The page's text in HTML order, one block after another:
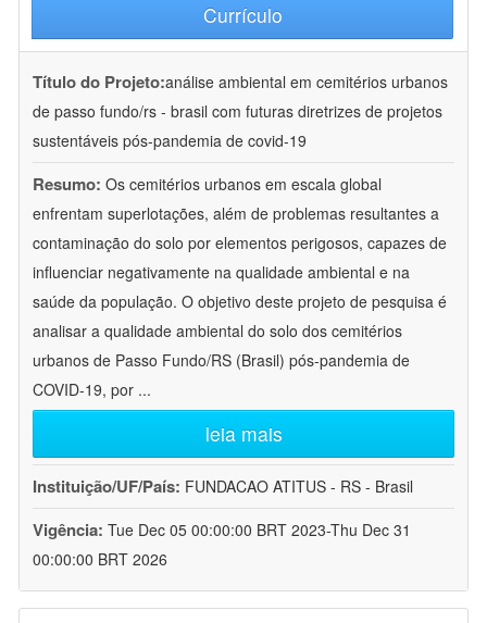
Currículo
Título do Projeto:análise ambiental em cemitérios urbanos
de passo fundo/rs - brasil com futuras diretrizes de projetos
sustentáveis pós-pandemia de covid-19
Resumo: Os cemitérios urbanos em escala global
enfrentam superlotações, além de problemas resultantes a
contaminação do solo por elementos perigosos, capazes de
influenciar negativamente na qualidade ambiental e na
saúde da população. O objetivo deste projeto de pesquisa é
analisar a qualidade ambiental do solo dos cemitérios
urbanos de Passo Fundo/RS (Brasil) pós-pandemia de
COVID-19, por ...
leia mais
Instituição/UF/País: FUNDACAO ATITUS - RS - Brasil
Vigência: Tue Dec 05 00:00:00 BRT 2023-Thu Dec 31
00:00:00 BRT 2026